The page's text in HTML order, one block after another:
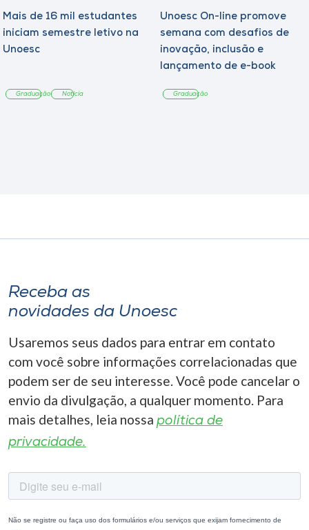
Mais de 16 mil estudantes
iniciam semestre letivo na
Unoesc
Graduação Notícia
Unoesc On-line promove
semana com desafios de
inovação, inclusão e
lançamento de e-book
Graduação
Receba as
novidades da Unoesc
Usaremos seus dados para entrar em contato
com você sobre informações correlacionadas que
podem ser de seu interesse. Você pode cancelar o
envio da divulgação, a qualquer momento. Para
mais detalhes, leia nossa política de
privacidade.